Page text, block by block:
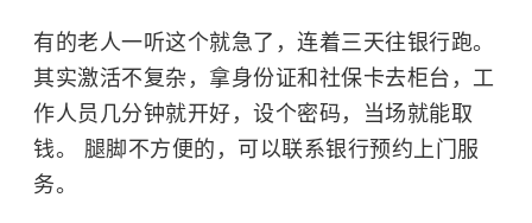
有的老人一听这个就急了，连着三天往银行跑。
其实激活不复杂，拿身份证和社保卡去柜台，工
作人员几分钟就开好，设个密码，当场就能取
钱。 腿脚不方便的，可以联系银行预约上门服
务。